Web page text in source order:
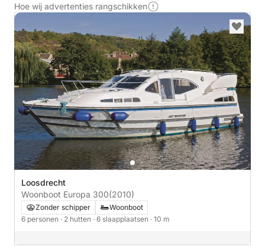
Hoe wij advertenties rangschikken
Loosdrecht
Woonboot Europa 300(2010)
Zonder schipper
Woonboot
6 personen · 2 hutten · 6 slaapplaatsen · 10 m